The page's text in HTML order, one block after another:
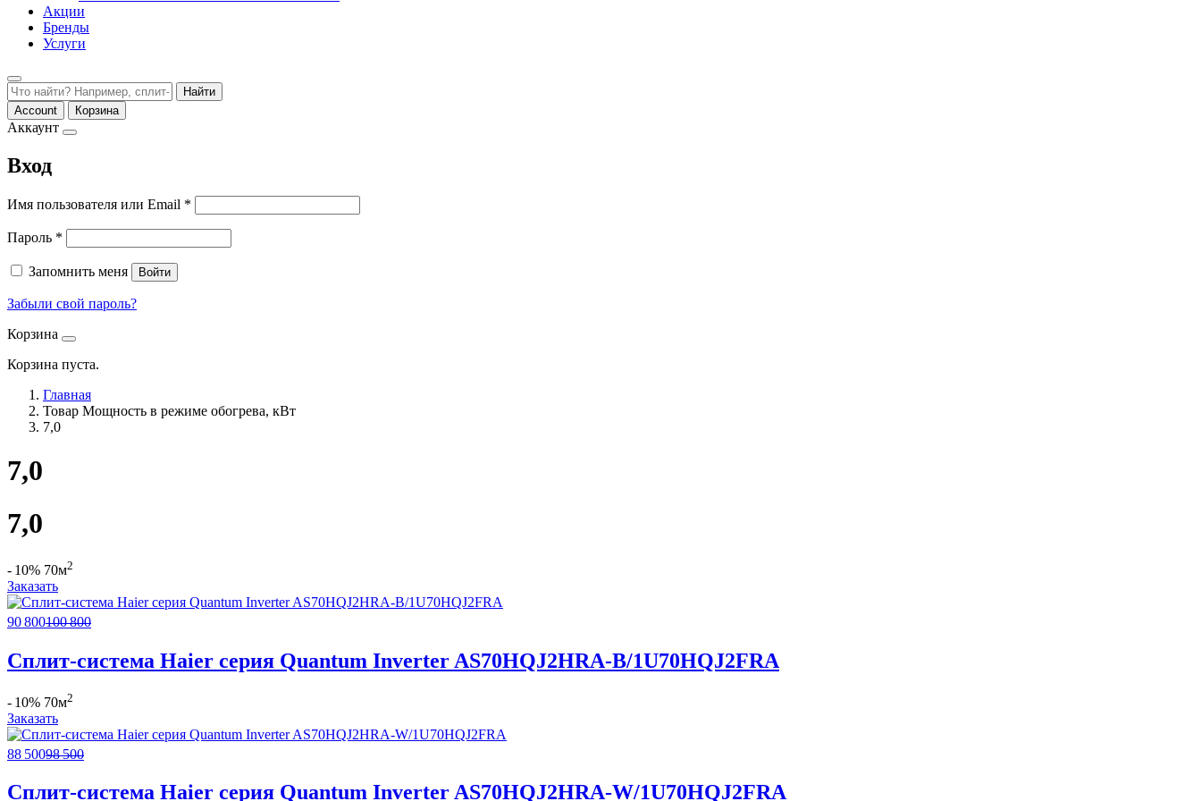
Акции
Бренды
Услуги
Найти
Account
Корзина
Аккаунт
Вход
Имя пользователя или Email *
Пароль *
Запомнить меня Войти
Забыли свой пароль?
Корзина
Корзина пуста.
Главная
Товар Мощность в режиме обогрева, кВт
7,0
7,0
7,0
- 10% 70м2
Заказать
90 800100 800
Сплит-система Haier серия Quantum Inverter AS70HQJ2HRA-B/1U70HQJ2FRA
- 10% 70м2
Заказать
88 50098 500
Сплит-система Haier серия Quantum Inverter AS70HQJ2HRA-W/1U70HQJ2FRA